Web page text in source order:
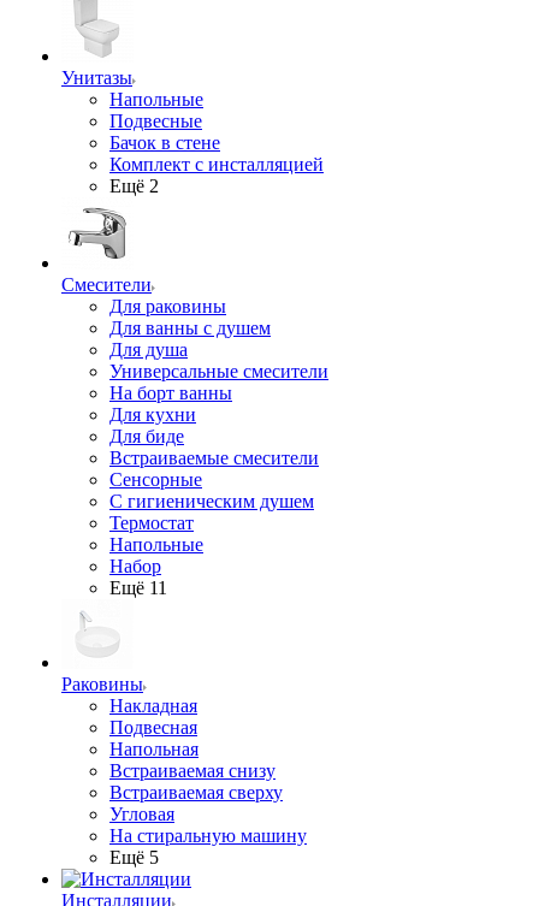
Унитазы
Напольные
Подвесные
Бачок в стене
Комплект с инсталляцией
Ещё 2
Смесители
Для раковины
Для ванны с душем
Для душа
Универсальные смесители
На борт ванны
Для кухни
Для биде
Встраиваемые смесители
Сенсорные
С гигиеническим душем
Термостат
Напольные
Набор
Ещё 11
Раковины
Накладная
Подвесная
Напольная
Встраиваемая снизу
Встраиваемая сверху
Угловая
На стиральную машину
Ещё 5
Инсталляции